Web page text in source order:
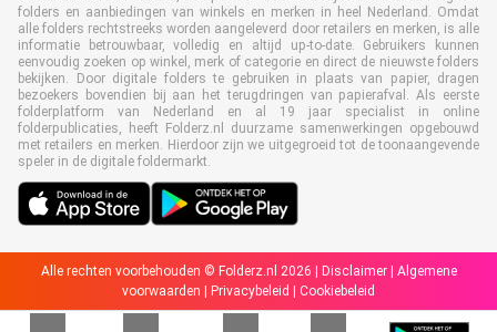
folders en aanbiedingen van winkels en merken in heel Nederland. Omdat
alle folders rechtstreeks worden aangeleverd door retailers en merken, is alle
informatie betrouwbaar, volledig en altijd up-to-date. Gebruikers kunnen
eenvoudig zoeken op winkel, merk of categorie en direct de nieuwste folders
bekijken. Door digitale folders te gebruiken in plaats van papier, dragen
bezoekers bovendien bij aan het terugdringen van papierafval. Als eerste
folderplatform van Nederland en al 19 jaar specialist in online
folderpublicaties, heeft Folderz.nl duurzame samenwerkingen opgebouwd
met retailers en merken. Hierdoor zijn we uitgegroeid tot de toonaangevende
speler in de digitale foldermarkt.
Alle rechten voorbehouden © Folderz.nl 2026 | Disclaimer| Algemene
voorwaarden
Privacybeleid Cookiebeleid